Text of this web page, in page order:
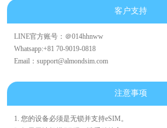
客户支持
LINE官方账号：＠014hhnww
Whatsapp:+81 70-9019-0818
Email：support@almondsim.com
注意事项
1. 您的设备必须是无锁并支持eSIM。